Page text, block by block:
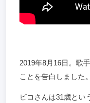
2019年8月16日。歌
ことを告白しました。
ピコさんは31歳とい